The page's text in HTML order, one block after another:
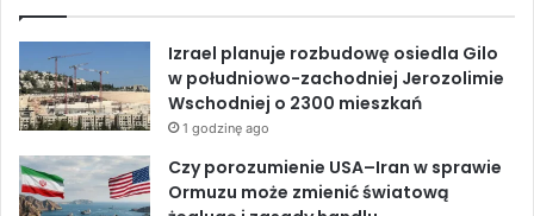
e
i
s
z
e
n
i
a
e
b
o
o
k
k
e
d
I
n
T
u
b
e
Izrael planuje rozbudowę osiedla Gilo
w południowo-zachodniej Jerozolimie
Wschodniej o 2300 mieszkań
1 godzinę ago
Czy porozumienie USA–Iran w sprawie
Ormuzu może zmienić światową